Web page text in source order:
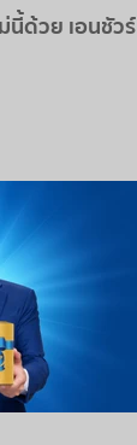
ด้วย เอนชัวร์